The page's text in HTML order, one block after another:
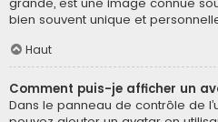
bien souvent unique et
Haut
Comment puis-je afficher un
Dans le panneau de contrôle de